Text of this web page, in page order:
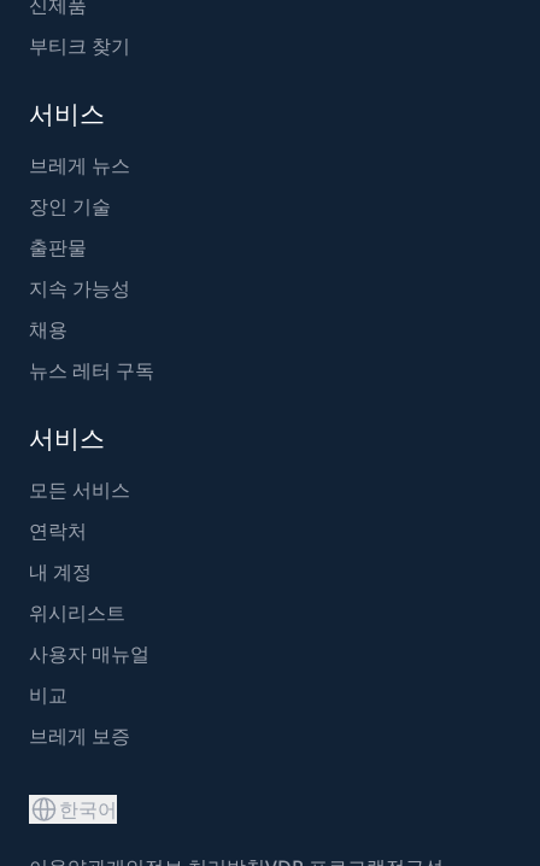
신제품
부티크 찾기
서비스
브레게 뉴스
장인 기술
출판물
지속 가능성
채용
뉴스 레터 구독
서비스
모든 서비스
연락처
내 계정
위시리스트
사용자 매뉴얼
비교
브레게 보증
한국어